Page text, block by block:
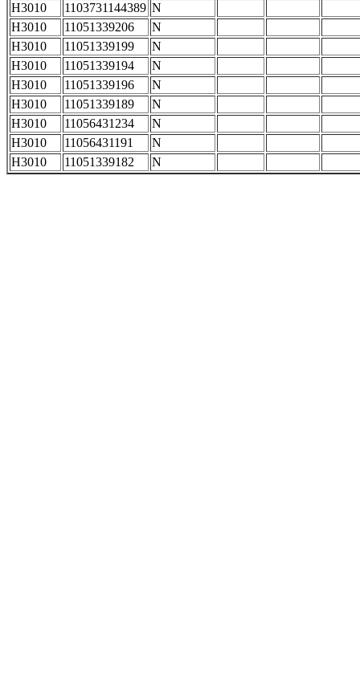
H3010
1103731144389 N
H3010
11051339206
N
H3010
11051339199
N
H3010
11051339194
N
H3010
11051339196
N
H3010
11051339189
N
H3010
11056431234
N
H3010
11056431191
N
H3010
11051339182 N